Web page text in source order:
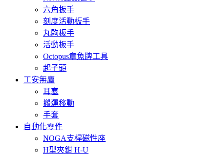
六角扳手
刻度活動板手
丸駒板手
活動板手
Octopus章魚牌工具
起子頭
工安無塵
耳塞
搬運移動
手套
自動化零件
NOGA支桿磁性座
H型夾鉗 H-U